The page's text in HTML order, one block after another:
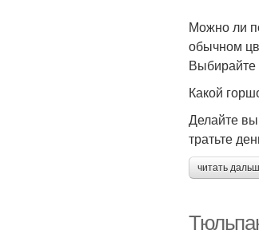
Можно ли
обычном
Выбирайте
Какой
Делайте
тратьте
читать